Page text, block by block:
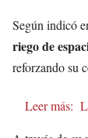
Según indicó
riego de
reforzando su
Leer más: